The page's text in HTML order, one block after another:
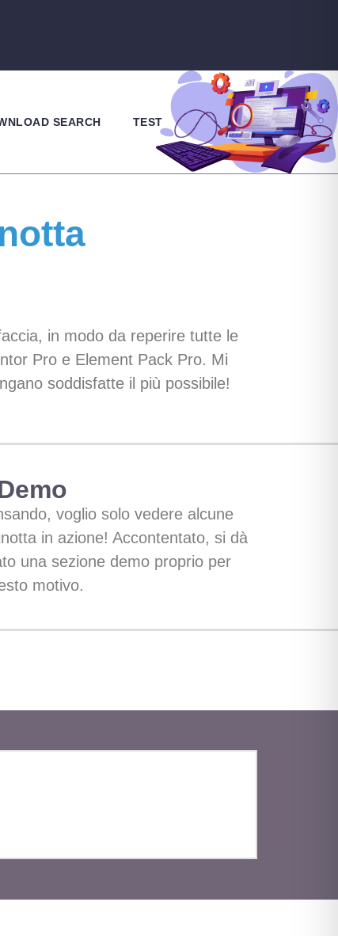
SEARCH TEST
in modo da reperire tutte le
Pro e Element Pack Pro. Mi
soddisfatte il più possibile!
voglio solo vedere alcune
in azione! Accontentato, si dà
una sezione demo proprio per
motivo.